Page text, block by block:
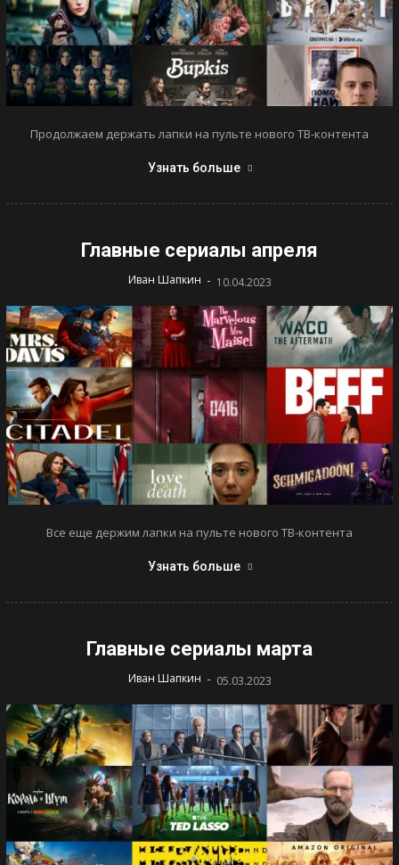
Продолжаем держать лапки на пульте нового ТВ-контента
Узнать больше
Главные сериалы апреля
Иван Шапкин - 10.04.2023
Все еще держим лапки на пульте нового ТВ-контента
Узнать больше
Главные сериалы марта
Иван Шапкин - 05.03.2023